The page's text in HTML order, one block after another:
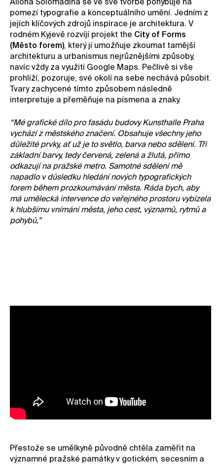
Kontakt
Novinky
Pro média
Pronájem prostor
Volné pozice
Aliona Solomadina se ve své tvorbě pohybuje na
pomezí typografie a konceptuálního umění. Jedním z
jejích klíčových zdrojů inspirace je architektura. V
rodném Kyjevě rozvíjí projekt the City of Forms
(Město forem), který jí umožňuje zkoumat tamější
architekturu a urbanismus nejrůznějšími způsoby,
navíc vždy za využití Google Maps. Pečlivě si vše
prohlíží, pozoruje, své okolí na sebe nechává působit.
Tvary zachycené tímto způsobem následně
interpretuje a přeměňuje na písmena a znaky.
“Mé grafické dílo pro fasádu budovy Kunsthalle Praha
vychází z městského značení. Obsahuje všechny jeho
důležité prvky, ať už je to světlo, barva nebo sdělení. Tři
základní barvy, tedy červená, zelená a žlutá, přímo
odkazují na pražské metro. Samotné sdělení mě
napadlo v důsledku hledání nových typografických
forem během prozkoumávání města. Ráda bych, aby
má umělecká intervence do veřejného prostoru vybízela
k hlubšímu vnímání města, jeho cest, významů, rytmů a
pohybů,”
Přestože se umělkyně původně chtěla zaměřit na
významné pražské památky v gotickém, secesním a